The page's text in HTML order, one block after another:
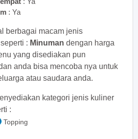
: Ya
berbagai macam jenis
: Minuman dengan harga
yang disediakan pun
anda bisa mencoba nya untuk
atau saudara anda.
kategori jenis kuliner
:
Topping